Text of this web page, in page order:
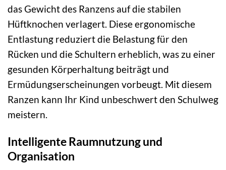
das Gewicht des Ranzens auf die stabilen
Hüftknochen verlagert. Diese ergonomische
Entlastung reduziert die Belastung für den
Rücken und die Schultern erheblich, was zu einer
gesunden Körperhaltung beiträgt und
Ermüdungserscheinungen vorbeugt. Mit diesem
Ranzen kann Ihr Kind unbeschwert den Schulweg
meistern.
Intelligente Raumnutzung und
Organisation